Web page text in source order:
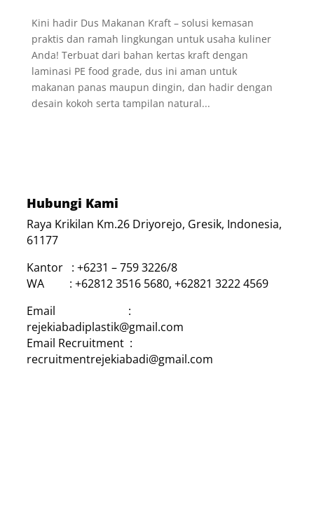
Kini hadir Dus Makanan Kraft – solusi kemasan
praktis dan ramah lingkungan untuk usaha kuliner
Anda! Terbuat dari bahan kertas kraft dengan
laminasi PE food grade, dus ini aman untuk
makanan panas maupun dingin, dan hadir dengan
desain kokoh serta tampilan natural...
Hubungi Kami
Raya Krikilan Km.26 Driyorejo, Gresik, Indonesia,
61177
Kantor : +6231 – 759 3226/8
WA : +62812 3516 5680, +62821 3222 4569
Email :
rejekiabadiplastik@gmail.com
Email Recruitment :
recruitmentrejekiabadi@gmail.com